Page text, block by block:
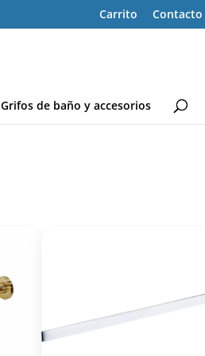
Carrito
Contacto
Grifos de baño y accesorios